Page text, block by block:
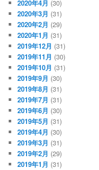
2020年4月 (30)
2020年3月 (31)
2020年2月 (29)
2020年1月 (31)
2019年12月 (31)
2019年11月 (30)
2019年10月 (31)
2019年9月 (30)
2019年8月 (31)
2019年7月 (31)
2019年6月 (30)
2019年5月 (31)
2019年4月 (30)
2019年3月 (31)
2019年2月 (29)
2019年1月 (31)